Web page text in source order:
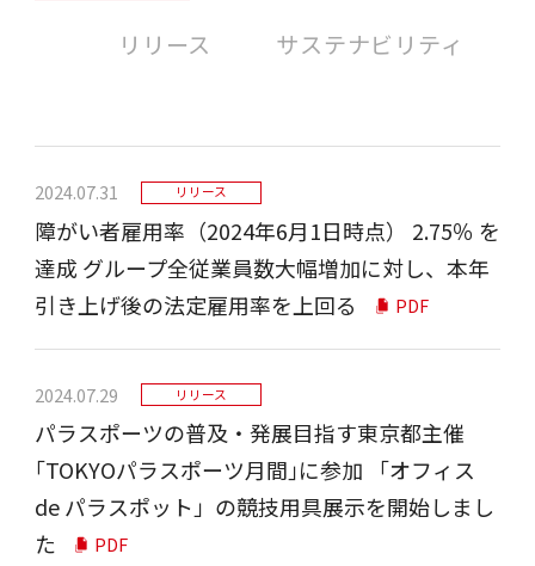
リリース サステナビリティ
2024.07.31 リリース
障がい者雇⽤率（2024年6⽉1⽇時点） 2.75％ を
達成 グループ全従業員数⼤幅増加に対し、本年
引き上げ後の法定雇⽤率を上回る
PDF
2024.07.29 リリース
パラスポーツの普及・発展目指す東京都主催
｢TOKYOパラスポーツ月間｣に参加 「オフィス
de パラスポット」の競技用具展示を開始しまし
た
PDF